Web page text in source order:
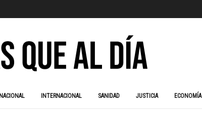
NACIONAL INTERNACIONAL SANIDAD JUSTICIA ECONOMÍA